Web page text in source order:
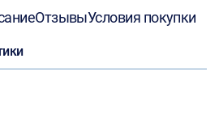
ОтзывыУсловия покупки